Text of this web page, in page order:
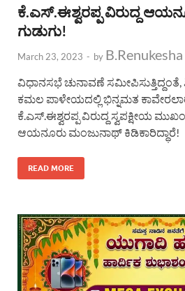
ಕೆ.ಎಸ್.ಈಶ್ವರಪ್ಪ ವಿರುದ್ದ
ಗುಡುಗು!
March 23, 2023 - by B.Renukesha
ವಿಧಾನಸಭೆ ಚುನಾವಣೆ ಸಮೀಪಿಸುತ್ತಿದ್ದಂತೆ,
ಕಮಲ ಪಾಳೇಯದಲ್ಲಿ ಭಿನ್ನಮತ
ಕೆ.ಎಸ್.ಈಶ್ವರಪ್ಪ ವಿರುದ್ದ ಸ್ವಪಕ್ಷೀಯ
ಆಯನೂರು ಮಂಜುನಾಥ್ ಕಿಡಿಕಾರಿದ್ಧಾರೆ!
READ MORE